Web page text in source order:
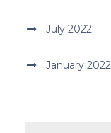
July 2022
January 2022